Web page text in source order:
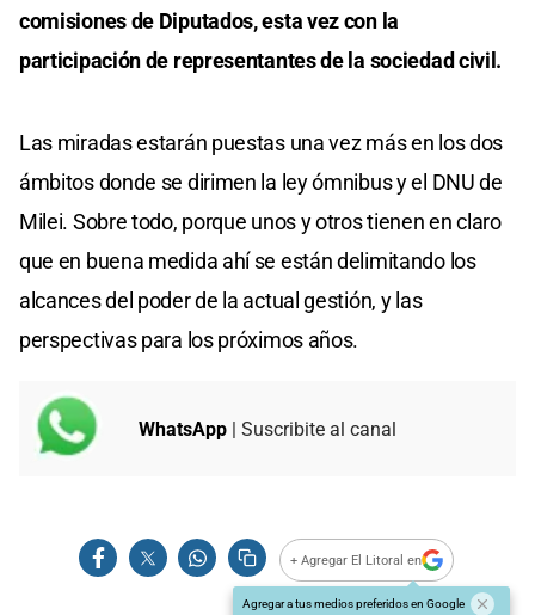
comisiones de Diputados, esta vez con la
participación de representantes de la sociedad civil.
Las miradas estarán puestas una vez más en los dos
ámbitos donde se dirimen la ley ómnibus y el DNU de
Milei. Sobre todo, porque unos y otros tienen en claro
que en buena medida ahí se están delimitando los
alcances del poder de la actual gestión, y las
perspectivas para los próximos años.
WhatsApp | Suscribite al canal
+ Agregar El Litoral en
Agregar a tus medios preferidos en Google